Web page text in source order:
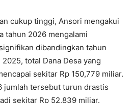
cukup tinggi, Ansori mengakui
tahun 2026 mengalami
dibandingkan tahun
total Dana Desa yang
sekitar Rp 150,779 miliar.
jumlah tersebut turun drastis
sekitar Rp 52,839 miliar.